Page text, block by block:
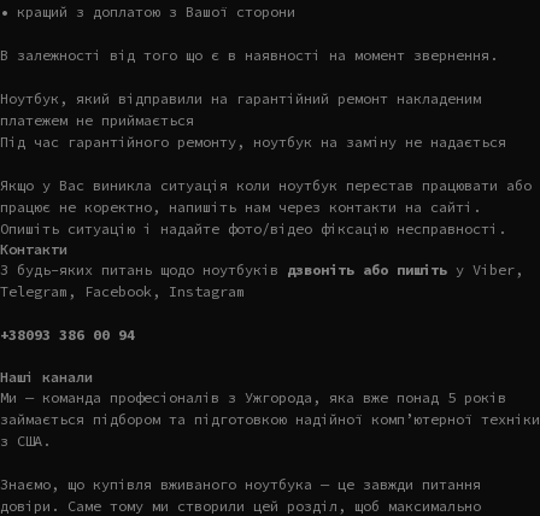
• кращий з доплатою з Вашої сторони
В залежності від того що є в наявності на момент звернення.
Ноутбук, який відправили на гарантійний ремонт накладеним
платежем не приймається
Під час гарантійного ремонту, ноутбук на заміну не надається
Якщо у Вас виникла ситуація коли ноутбук перестав працювати або
працює не коректно, напишіть нам через контакти на сайті.
Опишіть ситуацію і надайте фото/відео фіксацію несправності.
Контакти
З будь-яких питань щодо ноутбуків дзвоніть або пишіть у Viber,
Telegram, Facebook, Instagram
+38093 386 00 94
Наші канали
Ми — команда професіоналів з Ужгорода, яка вже понад 5 років
займається підбором та підготовкою надійної комп’ютерної техніки
з США.
Знаємо, що купівля вживаного ноутбука — це завжди питання
довіри. Саме тому ми створили цей розділ, щоб максимально